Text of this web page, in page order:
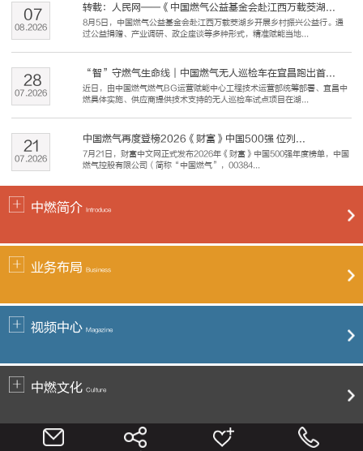
转载：人民网——《中国燃气公益基金会赴江西万载茭湖...
8月5日，中国燃气公益基金会赴江西万载茭湖乡开展乡村振兴公益行。通
过公益捐赠、产业调研、政企座谈等多种形式，精准赋能当地...
08.2026
07
“智”守燃气生命线｜中国燃气无人巡检车在宜昌跑出首...
近日，由中国燃气燃气BG运营赋能中心工程技术运营部统筹部署、宜昌中
燃具体实施、供应商提供技术支持的无人巡检车试点项目在湖...
07.2026
28
中国燃气再度登榜2026《财富》中国500强 位列...
7月21日，财富中文网正式发布2026年《财富》中国500强年度榜单，中国
燃气控股有限公司（简称“中国燃气”，00384...
07.2026
21
中燃简介 Introduce
业务布局 Business
视频中心 Magazine
中燃文化 Culture